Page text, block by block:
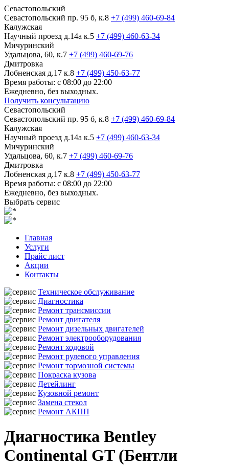
Севастопольский
Севастопольский пр. 95 б, к.8 +7 (499) 460-69-84
Калужская
Научный проезд д.14а к.5 +7 (499) 460-63-34
Мичуринский
Удальцова, 60, к.7 +7 (499) 460-69-76
Дмитровка
Лобненская д.17 к.8 +7 (499) 450-63-77
Время работы: с 08:00 до 22:00
Ежедневно, без выходных.
Получить консультацию
Севастопольский
Севастопольский пр. 95 б, к.8 +7 (499) 460-69-84
Калужская
Научный проезд д.14а к.5 +7 (499) 460-63-34
Мичуринский
Удальцова, 60, к.7 +7 (499) 460-69-76
Дмитровка
Лобненская д.17 к.8 +7 (499) 450-63-77
Время работы: с 08:00 до 22:00
Ежедневно, без выходных.
Выбрать сервис
Главная
Услуги
Прайс лист
Акции
Контакты
Техническое обслуживание
Диагностика
Ремонт трансмиссии
Ремонт двигателя
Ремонт дизельных двигателей
Ремонт электрооборудования
Ремонт ходовой
Ремонт рулевого управления
Ремонт тормозной системы
Покраска кузова
Детейлинг
Кузовной ремонт
Замена стекол
Ремонт АКПП
Диагностика Bentley
Continental GT (Бентли